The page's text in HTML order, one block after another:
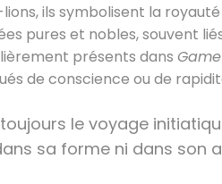
ils symbolisent la
pures et nobles, souvent
présents dans
de conscience ou de
le voyage
sa forme ni dans son